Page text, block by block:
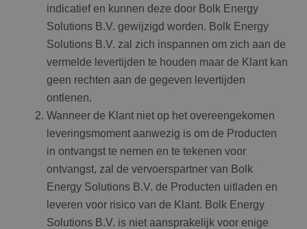
indicatief en kunnen deze door Bolk Energy
Solutions B.V. gewijzigd worden. Bolk Energy
Solutions B.V. zal zich inspannen om zich aan de
vermelde levertijden te houden maar de Klant kan
geen rechten aan de gegeven levertijden
ontlenen.
Wanneer de Klant niet op het overeengekomen
leveringsmoment aanwezig is om de Producten
in ontvangst te nemen en te tekenen voor
ontvangst, zal de vervoerspartner van Bolk
Energy Solutions B.V. de Producten uitladen en
leveren voor risico van de Klant. Bolk Energy
Solutions B.V. is niet aansprakelijk voor enige